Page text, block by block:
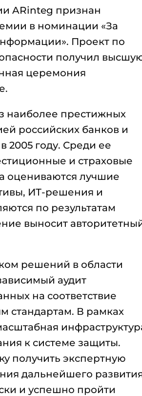
ARinteg признан
в номинации «За
Проект по
получил
церемония
наиболее престижных
российских банков и
2005 году. Среди ее
и страховые
оцениваются лучшие
ИТ-решения и
по результатам
выносит
решений в области
аудит
на соответствие
стандартам. В рамках
к системе защиты.
получить экспертную
дальнейшего
и успешно пройти